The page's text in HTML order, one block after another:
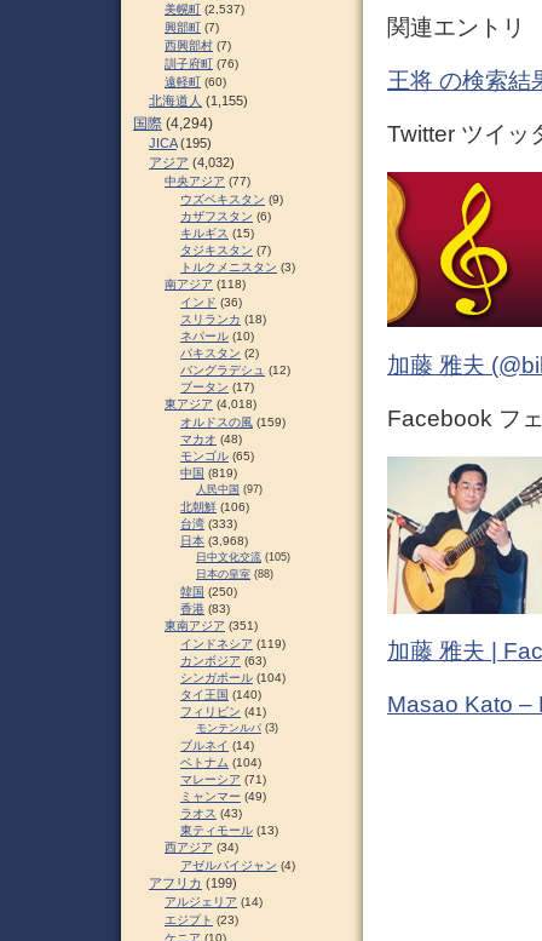
関連エントリ
王将 の検索結
Twitter ツイッ
加藤 雅夫
Facebook フ
加藤 雅夫 |
Masao Kato –
美幌町 (2,537)
興部町 (7)
西興部村 (7)
訓子府町 (76)
遠軽町 (60)
北海道人 (1,155)
国際 (4,294)
JICA(195)
アジア (4,032)
中央アジア (77)
ウズベキスタン (9)
カザフスタン (6)
キルギス (15)
タジキスタン (7)
トルクメニスタン (3)
南アジア (118)
インド (36)
スリランカ (18)
ネパール (10)
パキスタン (2)
バングラデシュ (12)
ブータン (17)
東アジア (4,018)
オルドスの風 (159)
マカオ (48)
モンゴル (65)
中国 (819)
人民中国 (97)
北朝鮮 (106)
台湾 (333)
日本 (3,968)
日中文化交流 (105)
日本の皇室 (88)
韓国 (250)
香港 (83)
東南アジア (351)
インドネシア (119)
カンボジア (63)
シンガポール (104)
タイ王国 (140)
フィリピン (41)
モンテンルパ (3)
ブルネイ (14)
ベトナム (104)
マレーシア (71)
ミャンマー (49)
ラオス (43)
東ティモール (13)
西アジア (34)
アゼルバイジャン (4)
アフリカ (199)
アルジェリア (14)
エジプト (23)
ケニア (10)